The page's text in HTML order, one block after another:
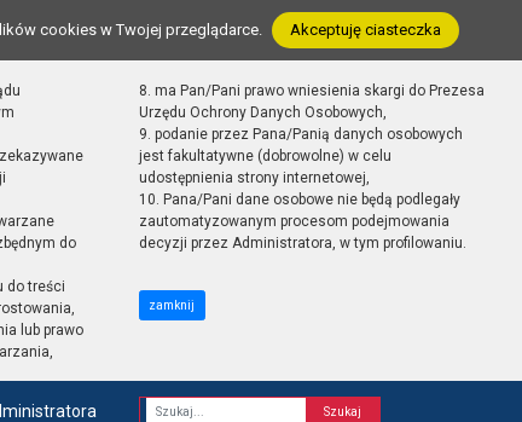
cookies w Twojej przeglądarce. Akceptuję ciasteczka
do
do treści
lub prawo
8. ma Pan/Pani prawo wniesienia skargi do Prezesa
Urzędu Ochrony Danych Osobowych,
9. podanie przez Pana/Panią danych osobowych
jest fakultatywne (dobrowolne) w celu
udostępnienia strony internetowej,
10. Pana/Pani dane osobowe nie będą podlegały
zautomatyzowanym procesom podejmowania
decyzji przez Administratora, w tym profilowaniu.
zamknij